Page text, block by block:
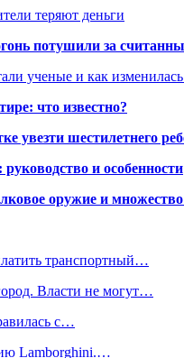
теряют деньги
потушили за
ученые и как
что известно?
увезти шестилетнего
и особенности
оружие и
транспортный…
Власти не могут…
с…
Lamborghini.…